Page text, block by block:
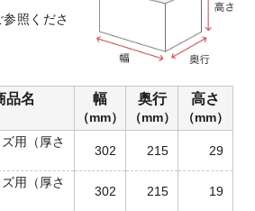
照くださ
品名 幅
（mm）
奥行
（mm）
高さ
（mm）
用（厚さ
302 215 29
用（厚さ
302 215 19